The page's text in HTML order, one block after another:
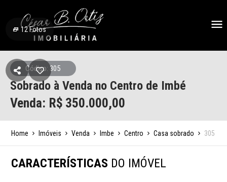
12Fotos
Código: 305
Sobrado à Venda no Centro de Imbé
Venda: R$ 350.000,00
Home Imóveis Venda Imbe Centro Casa sobrado 305
CARACTERÍSTICAS DO IMÓVEL